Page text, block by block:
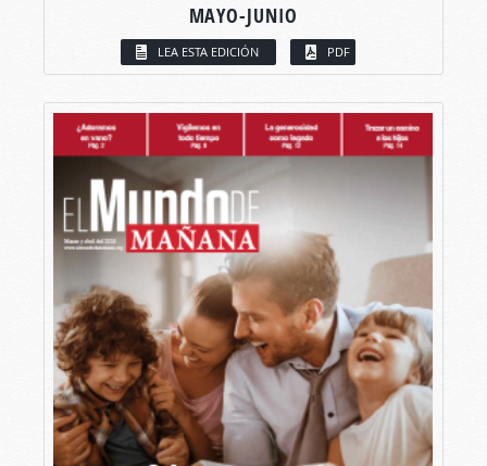
MAYO-JUNIO
LEA ESTA EDICIÓN PDF